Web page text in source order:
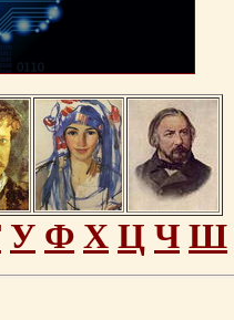
У Ф Х Ц Ч Ш